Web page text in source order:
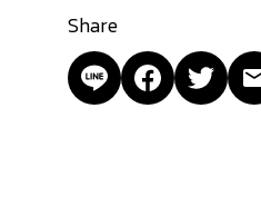
Share